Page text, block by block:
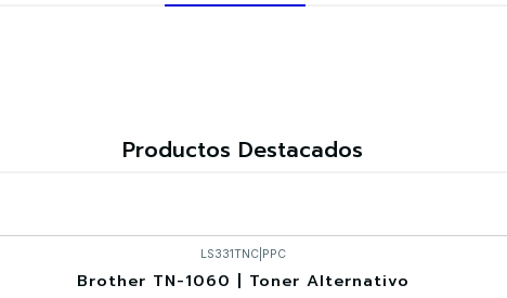
Productos Destacados
LS331TNC| PPC
Brother TN-1060 | Toner Alternativo